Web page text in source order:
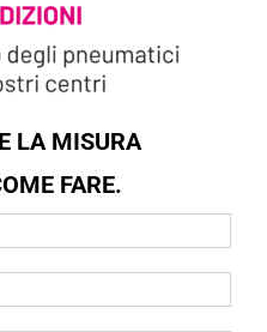
LA MISURA
FARE.